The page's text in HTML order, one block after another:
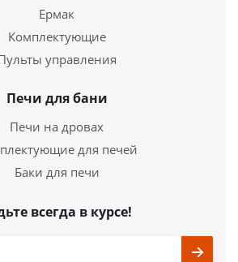
Ермак
Комплектующие
управления
Печи для бани
Печи на дровах
для печей
Баки для печи
всегда в курсе!